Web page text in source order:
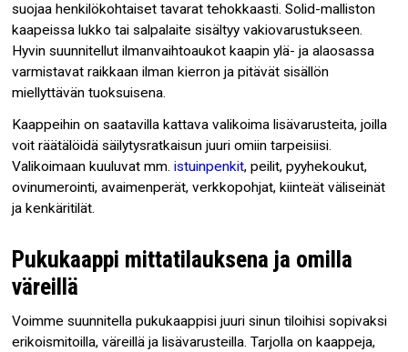
suojaa henkilökohtaiset tavarat tehokkaasti. Solid-malliston
kaapeissa lukko tai salpalaite sisältyy vakiovarustukseen.
Hyvin suunnitellut ilmanvaihtoaukot kaapin ylä- ja alaosassa
varmistavat raikkaan ilman kierron ja pitävät sisällön
miellyttävän tuoksuisena.
Kaappeihin on saatavilla kattava valikoima lisävarusteita, joilla
voit räätälöidä säilytysratkaisun juuri omiin tarpeisiisi.
Valikoimaan kuuluvat mm.istuinpenkit, peilit, pyyhekoukut,
ovinumerointi, avaimenperät, verkkopohjat, kiinteät väliseinät
ja kenkäritilät.
Pukukaappi mittatilauksena ja omilla
väreillä
Voimme suunnitella pukukaappisi juuri sinun tiloihisi sopivaksi
erikoismitoilla, väreillä ja lisävarusteilla. Tarjolla on kaappeja,